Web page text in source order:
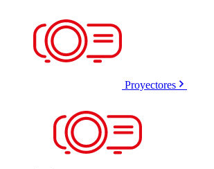
Proyectores